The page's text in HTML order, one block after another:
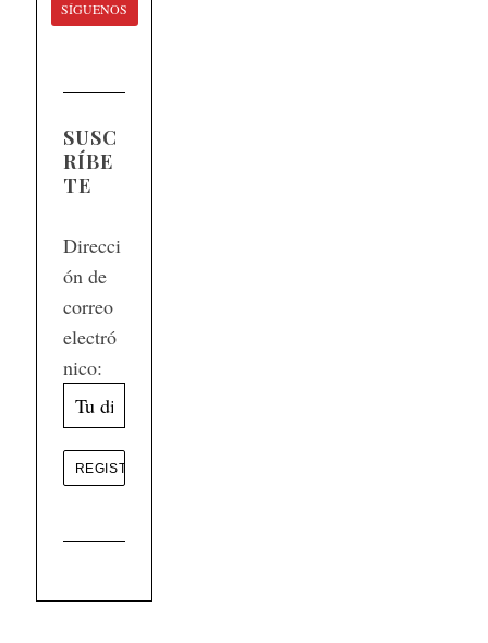
SÍGUENOS
SUSC
RÍBE
TE
Direcci
ón de
correo
electró
nico: